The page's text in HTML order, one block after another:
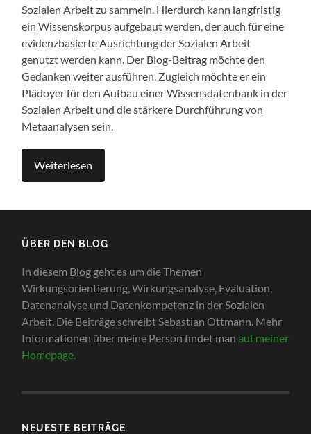
Sozialen Arbeit zu sammeln. Hierdurch kann langfristig
ein Wissenskorpus aufgebaut werden, der auch für eine
evidenzbasierte Ausrichtung der Sozialen Arbeit
genutzt werden kann. Der Blog-Beitrag möchte den
Gedanken weiter ausführen. Zugleich möchte er ein
Plädoyer für den Aufbau einer Wissensdatenbank in der
Sozialen Arbeit und die stärkere Durchführung von
Metaanalysen sein.
Weiterlesen
ÜBER DEN BLOG
In diesem Blog geht es um die Themen
Wirkungsorientierung, Wirkungsanalyse, Evaluation,
Datenanalyse und Datenkompetenz in der Sozialen
Arbeit. Die Beiträge schreibt Sebastian Ottmann. Mehr
Informationen über meine Person findet man auf meiner
Homepage.
NEUESTE BEITRÄGE